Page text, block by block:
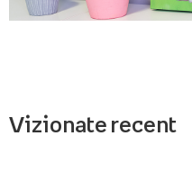
Vizionate recent